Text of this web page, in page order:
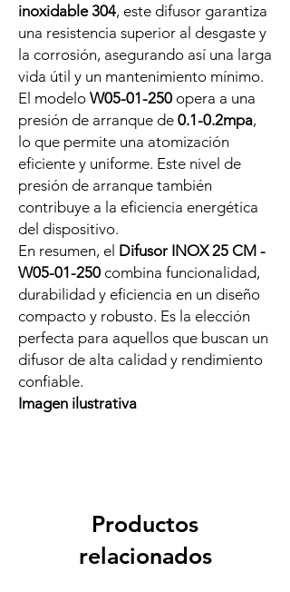
inoxidable 304, este difusor garantiza
una resistencia superior al desgaste y
la corrosión, asegurando así una larga
vida útil y un mantenimiento mínimo.
El modelo W05-01-250 opera a una
presión de arranque de 0.1-0.2mpa,
lo que permite una atomización
eficiente y uniforme. Este nivel de
presión de arranque también
contribuye a la eficiencia energética
del dispositivo.
En resumen, el Difusor INOX 25 CM -
W05-01-250 combina funcionalidad,
durabilidad y eficiencia en un diseño
compacto y robusto. Es la elección
perfecta para aquellos que buscan un
difusor de alta calidad y rendimiento
confiable.
Imagen ilustrativa
Productos
relacionados